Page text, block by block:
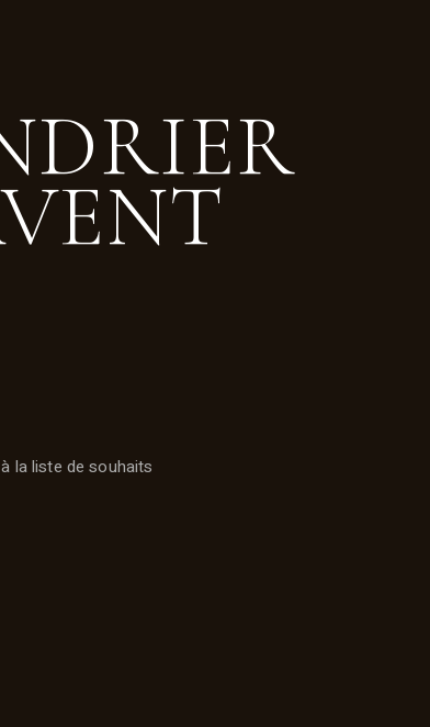
la liste de souhaits